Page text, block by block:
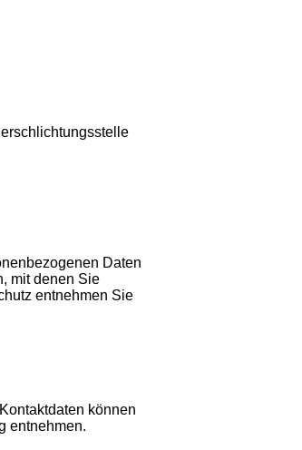
Daten
mit denen Sie
entnehmen Sie
können
entnehmen.